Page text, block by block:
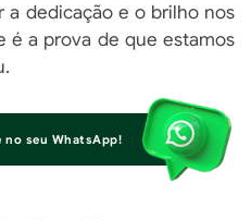
a dedicação e o brilho nos
é a prova de que estamos
no seu WhatsApp!